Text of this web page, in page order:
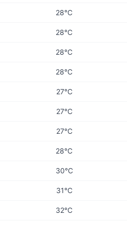
28℃
28℃
28℃
28℃
27℃
27℃
27℃
28℃
30℃
31℃
32℃